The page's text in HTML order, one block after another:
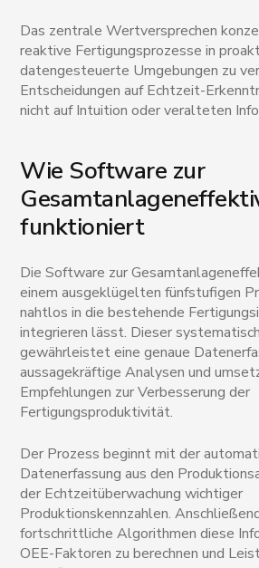
Das zentrale Wertversprechen
reaktive Fertigungsprozesse in
datengesteuerte Umgebungen zu
Entscheidungen auf Echtzeit-
nicht auf Intuition oder veralteten
Wie Software zur
funktioniert
Die Software zur
einem ausgeklügelten fünfstufigen
nahtlos in die bestehende
integrieren lässt. Dieser
gewährleistet eine genaue
aussagekräftige Analysen und
Empfehlungen zur Verbesserung der
Fertigungsproduktivität.
Der Prozess beginnt mit der
Datenerfassung aus den
der Echtzeitüberwachung wichtiger
Produktionskennzahlen.
fortschrittliche Algorithmen diese
OEE-Faktoren zu berechnen und